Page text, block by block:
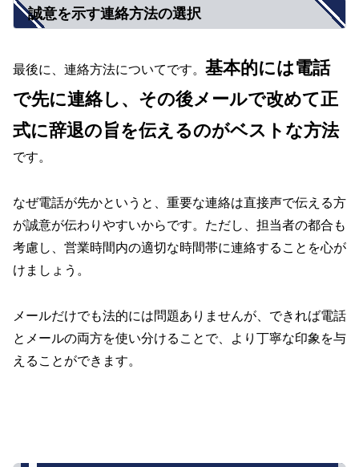
誠意を示す連絡方法の選択
最後に、連絡方法についてです。 基本的には電話
で先に連絡し、その後メールで改めて正
式に辞退の旨を伝えるのがベストな方法
です。
なぜ電話が先かというと、重要な連絡は直接声で伝える方
が誠意が伝わりやすいからです。ただし、担当者の都合も
考慮し、営業時間内の適切な時間帯に連絡することを心が
けましょう。
メールだけでも法的には問題ありませんが、できれば電話
とメールの両方を使い分けることで、より丁寧な印象を与
えることができます。